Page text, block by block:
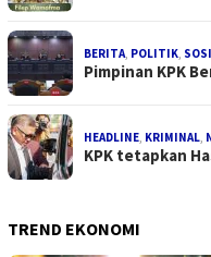
BERITA, POLITIK,
Pimpinan KPK
HEADLINE, KRIMINAL,
KPK tetapkan
TREND EKONOMI